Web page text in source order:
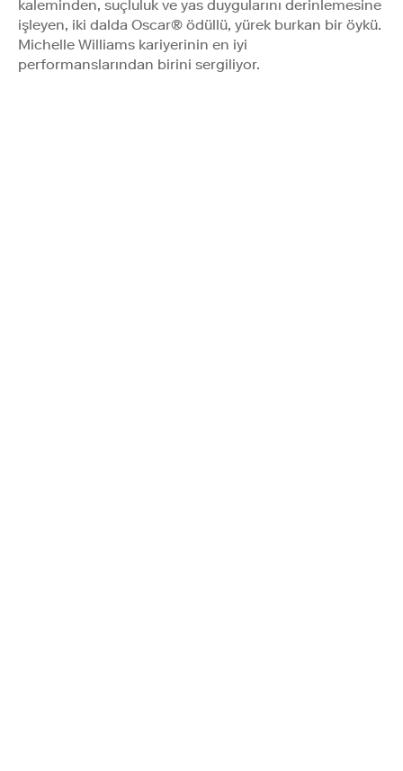
kaleminden, suçluluk ve yas duygularını derinlemesine
işleyen, iki dalda Oscar® ödüllü, yürek burkan bir öykü.
Michelle Williams kariyerinin en iyi
performanslarından birini sergiliyor.